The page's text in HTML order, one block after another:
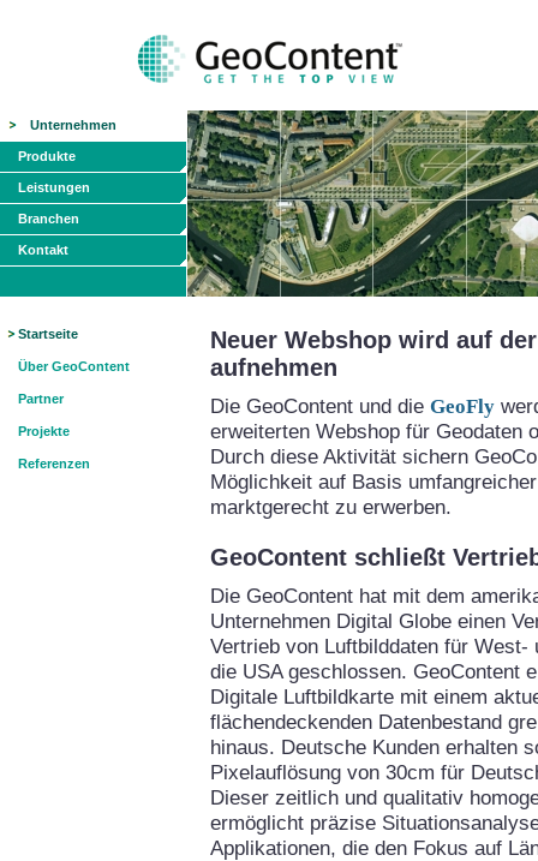
Unternehmen
Produkte
Leistungen
Branchen
Kontakt
Startseite
Über GeoContent
Partner
Projekte
Referenzen
Neuer Webshop wird auf
aufnehmen
Die GeoContent und die GeoFly
erweiterten Webshop für Geodaten
Durch diese Aktivität sichern
Möglichkeit auf Basis
marktgerecht zu erwerben.
GeoContent schließt
Die GeoContent hat mit dem
Unternehmen Digital Globe einen
Vertrieb von Luftbilddaten für West-
die USA geschlossen. GeoContent
Digitale Luftbildkarte mit einem
flächendeckenden Datenbestand
hinaus. Deutsche Kunden erhalten
Pixelauflösung von 30cm für
Dieser zeitlich und qualitativ
ermöglicht präzise
Applikationen, die den Fokus auf